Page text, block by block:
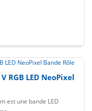
RGB LED NeoPixel
est une bande LED